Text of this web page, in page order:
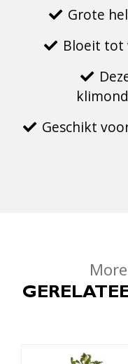
Grote
Bloeit tot
Geschikt